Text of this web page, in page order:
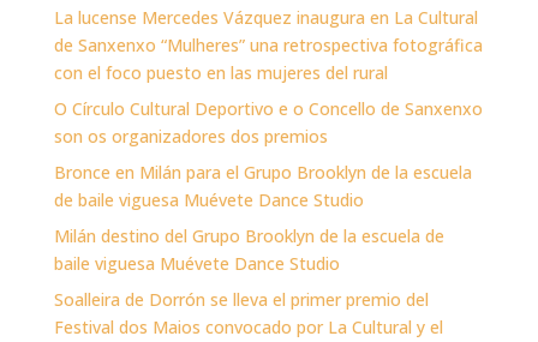
La lucense Mercedes Vázquez inaugura en La Cultural
de Sanxenxo “Mulheres” una retrospectiva fotográfica
con el foco puesto en las mujeres del rural
O Círculo Cultural Deportivo e o Concello de Sanxenxo
son os organizadores dos premios
Bronce en Milán para el Grupo Brooklyn de la escuela
de baile viguesa Muévete Dance Studio
Milán destino del Grupo Brooklyn de la escuela de
baile viguesa Muévete Dance Studio
Soalleira de Dorrón se lleva el primer premio del
Festival dos Maios convocado por La Cultural y el